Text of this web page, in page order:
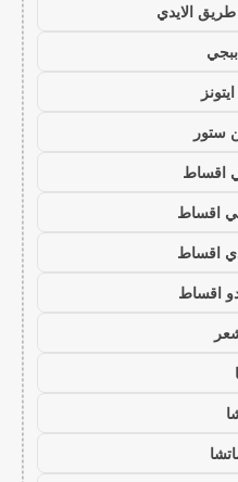
الايدي
ستور
اقساط
اقساط
اقساط
اقساط